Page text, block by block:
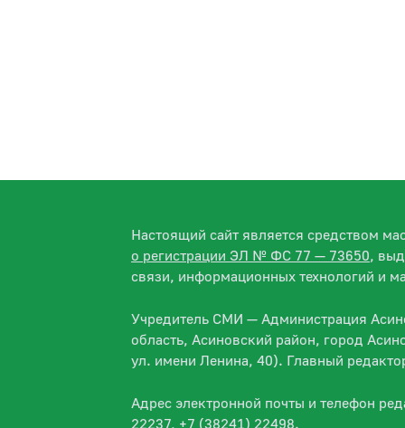
Настоящий сайт является средством
о регистрации ЭЛ № ФС 77 — 73650,
связи, информационных технологий и
Учредитель СМИ — Администрация
область, Асиновский район, город
ул. имени Ленина, 40). Главный
Адрес электронной почты и телефон
22237, +7 (38241) 22498.